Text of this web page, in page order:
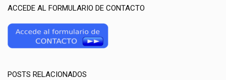
ACCEDE AL FORMULARIO DE CONTACTO
POSTS RELACIONADOS